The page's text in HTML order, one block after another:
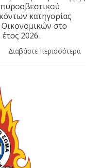
κατηγορίας
Οικονομικών στο
2026.
Διαβάστε περισσότερα